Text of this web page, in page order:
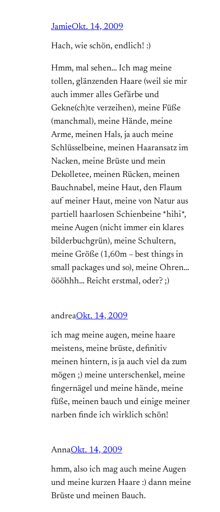
JamieOkt. 14, 2009
Hach, wie schön, endlich! :)
Hmm, mal sehen… Ich mag meine
tollen, glänzenden Haare (weil sie mir
auch immer alles Gefärbe und
Gekne(ch)te verzeihen), meine Füße
(manchmal), meine Hände, meine
Arme, meinen Hals, ja auch meine
Schlüsselbeine, meinen Haaransatz im
Nacken, meine Brüste und mein
Dekolletee, meinen Rücken, meinen
Bauchnabel, meine Haut, den Flaum
auf meiner Haut, meine von Natur aus
partiell haarlosen Schienbeine *hihi*,
meine Augen (nicht immer ein klares
bilderbuchgrün), meine Schultern,
meine Größe (1,60m – best things in
small packages und so), meine Ohren…
öööhhh… Reicht erstmal, oder? ;)
andreaOkt. 14, 2009
ich mag meine augen, meine haare
meistens, meine brüste, definitiv
meinen hintern, is ja auch viel da zum
mögen ;) meine unterschenkel, meine
fingernägel und meine hände, meine
füße, meinen bauch und einige meiner
narben finde ich wirklich schön!
AnnaOkt. 14, 2009
hmm, also ich mag auch meine Augen
und meine kurzen Haare :) dann meine
Brüste und meinen Bauch.